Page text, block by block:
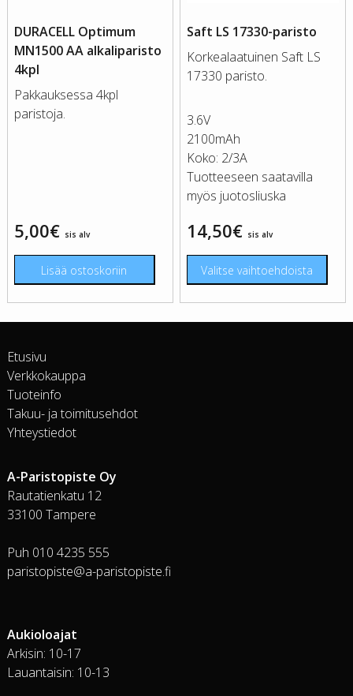
DURACELL Optimum
MN1500 AA alkaliparisto
4kpl
Pakkauksessa 4kpl
paristoja.
5,00€ sis alv
Lisää ostoskoriin
Saft LS 17330-paristo
Korkealaatuinen Saft LS
17330 paristo.
3.6V
2100mAh
Koko: 2/3A
Tuotteeseen saatavilla
myös juotosliuska
14,50€ sis alv
Valitse vaihtoehdoista
Etusivu
Verkkokauppa
Tuoteinfo
Takuu- ja toimitusehdot
Yhteystiedot
A-Paristopiste Oy
Rautatienkatu 12
33100 Tampere
Puh 010 4235 555
paristopiste@a-paristopiste.fi
Aukioloajat
Arkisin: 10-17
Lauantaisin: 10-13